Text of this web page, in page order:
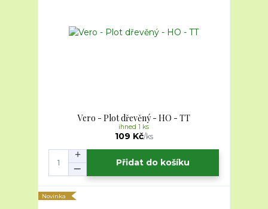
Vero - Plot dřevěný - HO - TT
109 Kč/ks
ihned 1 ks
Přidat do košíku
Novinka